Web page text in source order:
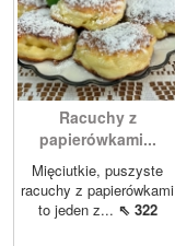
Racuchy z
papierówkami...
Mięciutkie, puszyste
racuchy z papierówkami
to jeden z... ⇖ 322